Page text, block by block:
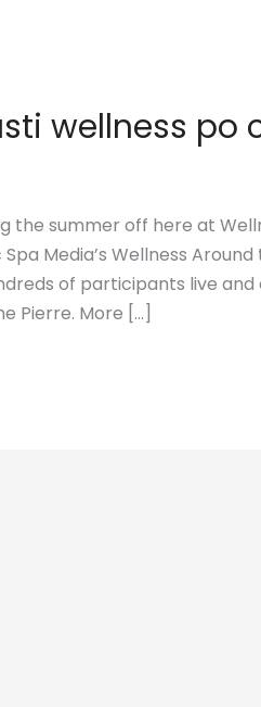
wellness po
the summer off here at
Media’s Wellness
of participants live and
Pierre. More […]